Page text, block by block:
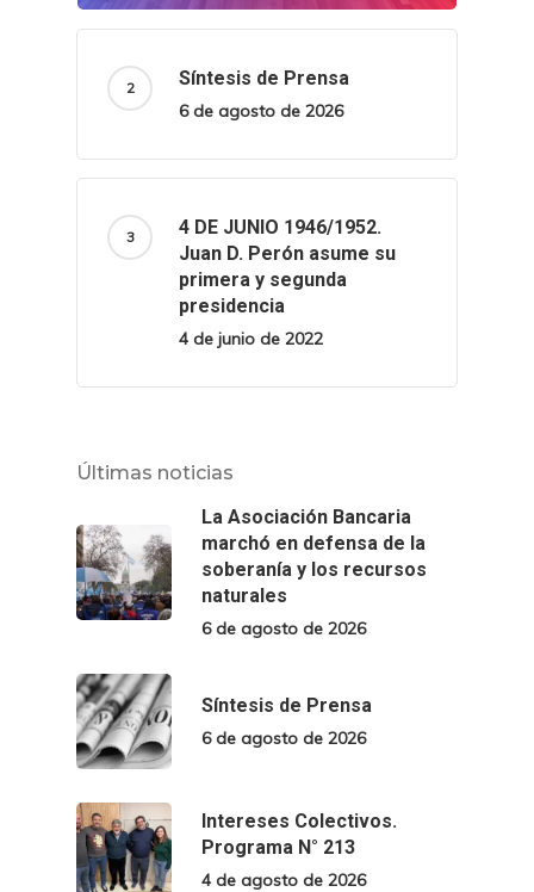
Síntesis de Prensa
6 de agosto de 2026
4 DE JUNIO 1946/1952.
Juan D. Perón asume su
primera y segunda
presidencia
4 de junio de 2022
Últimas noticias
La Asociación Bancaria
marchó en defensa de la
soberanía y los recursos
naturales
6 de agosto de 2026
Síntesis de Prensa
6 de agosto de 2026
Intereses Colectivos.
Programa N° 213
4 de agosto de 2026